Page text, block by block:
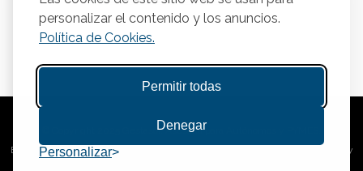
personalizar el contenido y los anuncios.
Política de Cookies.
Permitir todas
Denegar
Personalizar
© Copyright 2025 Gestasor. Asesoría para Autónomos y PYMES.
Este sitio está protegido por reCAPTCHA y se aplican la
y